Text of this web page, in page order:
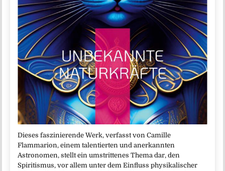
Dieses faszinierende Werk, verfasst von Camille
Flammarion, einem talentierten und anerkannten
Astronomen, stellt ein umstrittenes Thema dar, den
Spiritismus, vor allem unter dem Einfluss physikalischer